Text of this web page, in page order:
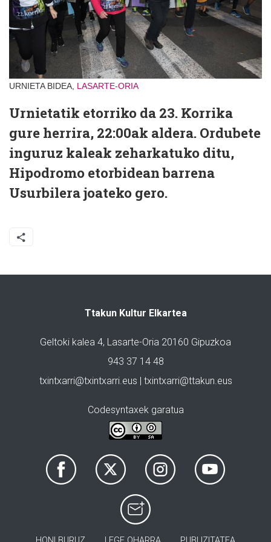
URNIETA BIDEA, LASARTE-ORIA
Urnietatik etorriko da 23. Korrika
gure herrira, 22:00ak aldera. Ordubete
inguruz kaleak zeharkatuko ditu,
Hipodromo etorbidean barrena
Usurbilera joateko gero.
Ttakun Kultur Elkartea
Geltoki kalea 4, Lasarte-Oria 20160 Gipuzkoa
943 37 14 48
txintxarri@txintxarri.eus | txintxarri@ttakun.eus
Codesyntaxek garatua